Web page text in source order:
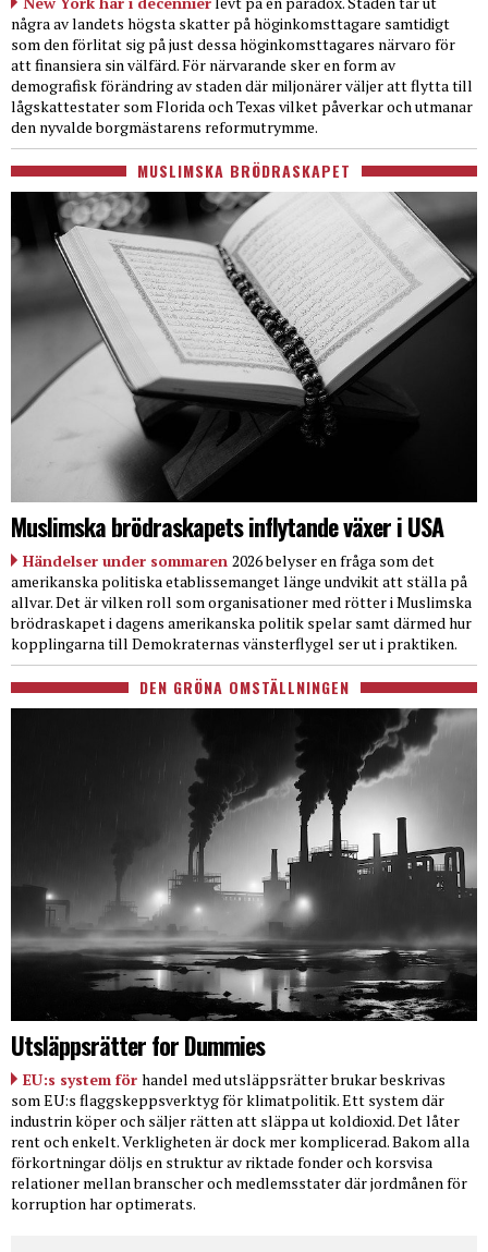
några av landets högsta skatter på höginkomsttagare samtidigt
som den förlitat sig på just dessa höginkomsttagares närvaro för
att finansiera sin välfärd. För närvarande sker en form av
demografisk förändring av staden där miljonärer väljer att flytta till
lågskattestater som Florida och Texas vilket påverkar och utmanar
den nyvalde borgmästarens reformutrymme.
MUSLIMSKA BRÖDRASKAPET
Muslimska brödraskapets inflytande växer i USA
Händelser under sommaren 2026 belyser en fråga som det
amerikanska politiska etablissemanget länge undvikit att ställa på
allvar. Det är vilken roll som organisationer med rötter i Muslimska
brödraskapet i dagens amerikanska politik spelar samt därmed hur
kopplingarna till Demokraternas vänsterflygel ser ut i praktiken.
DEN GRÖNA OMSTÄLLNINGEN
Utsläppsrätter for Dummies
EU:s system för handel med utsläppsrätter brukar beskrivas
som EU:s flaggskeppsverktyg för klimatpolitik. Ett system där
industrin köper och säljer rätten att släppa ut koldioxid. Det låter
rent och enkelt. Verkligheten är dock mer komplicerad. Bakom alla
förkortningar döljs en struktur av riktade fonder och korsvisa
relationer mellan branscher och medlemsstater där jordmånen för
korruption har optimerats.